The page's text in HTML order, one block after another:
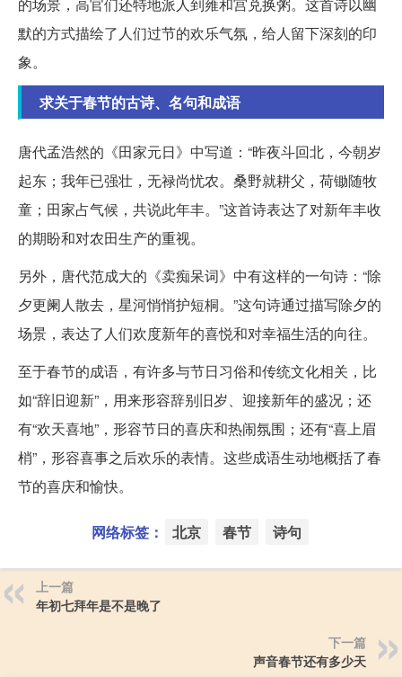
默的方式描绘了人们过节的欢乐气氛，给人留下深刻的印
象。
求关于春节的古诗、名句和成语
唐代孟浩然的《田家元日》中写道：“昨夜斗回北，今朝岁
起东；我年已强壮，无禄尚忧农。桑野就耕父，荷锄随牧
童；田家占气候，共说此年丰。”这首诗表达了对新年丰收
的期盼和对农田生产的重视。
另外，唐代范成大的《卖痴呆词》中有这样的一句诗：“除
夕更阑人散去，星河悄悄护短桐。”这句诗通过描写除夕的
场景，表达了人们欢度新年的喜悦和对幸福生活的向往。
至于春节的成语，有许多与节日习俗和传统文化相关，比
如“辞旧迎新”，用来形容辞别旧岁、迎接新年的盛况；还
有“欢天喜地”，形容节日的喜庆和热闹氛围；还有“喜上眉
梢”，形容喜事之后欢乐的表情。这些成语生动地概括了春
节的喜庆和愉快。
网络标签： 北京 春节 诗句
上一篇
年初七拜年是不是晚了
下一篇
声音春节还有多少天